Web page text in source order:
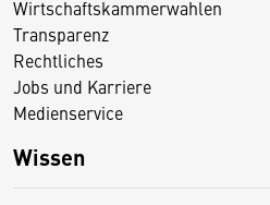
Wirtschaftskammerwahlen
Transparenz
Rechtliches
Jobs und Karriere
Medienservice
Wissen